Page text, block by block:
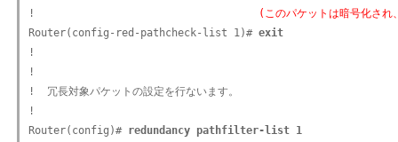
!
(このパケットは暗号化さ
Router(config-red-pathcheck-list 1)# exit
!
!
!  冗長対象パケットの設定を行ないます。
!
Router(config)# redundancy pathfilter-list 1